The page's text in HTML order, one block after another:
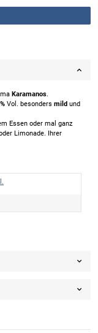
Karamanos
Vol. besonders mild und
Essen oder mal ganz
Limonade. Ihrer